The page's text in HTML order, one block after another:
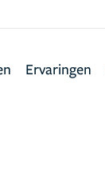
Ervaringen